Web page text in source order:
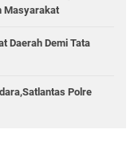
Masyarakat
Daerah Demi Tata
Polre